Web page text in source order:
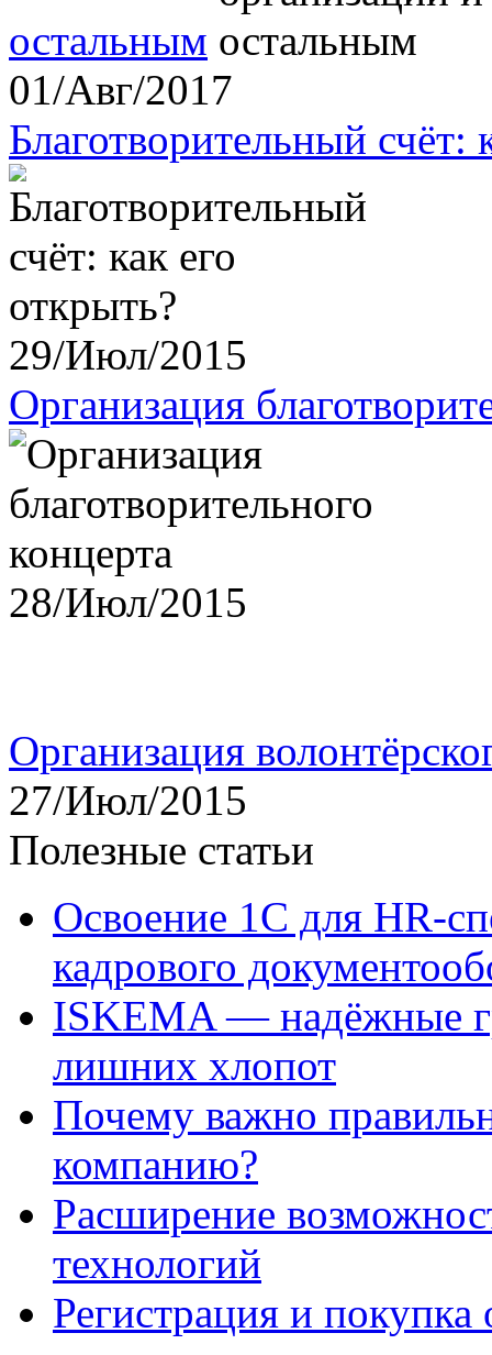
остальным
01/Авг/2017
Благотворительный счёт:
29/Июл/2015
Организация
28/Июл/2015
Организация
27/Июл/2015
Полезные статьи
Освоение 1С для HR-
кадрового
ISKEMA — надёжные
лишних хлопот
Почему важно
компанию?
Расширение
технологий
Регистрация и